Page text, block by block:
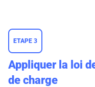
ETAPE 3
Appliquer la loi
de charge